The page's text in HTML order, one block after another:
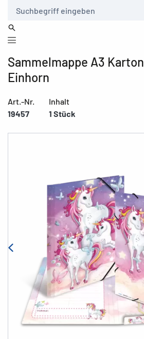
Sammelmappe A3 Karton
Einhorn
Art.-Nr.
19457
Inhalt
1 Stück